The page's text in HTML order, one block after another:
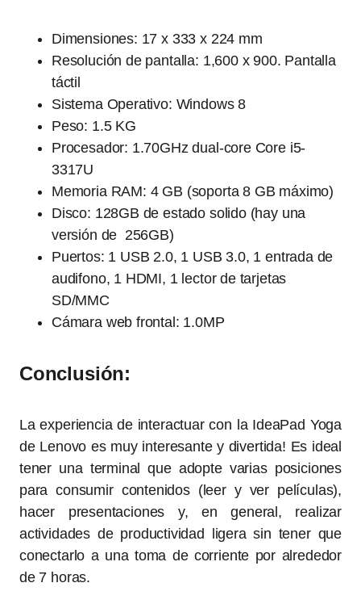
Dimensiones: 17 x 333 x 224 mm
Resolución de pantalla: 1,600 x 900. Pantalla
táctil
Sistema Operativo: Windows 8
Peso: 1.5 KG
Procesador: 1.70GHz dual-core Core i5-
3317U
Memoria RAM: 4 GB (soporta 8 GB máximo)
Disco: 128GB de estado solido (hay una
versión de 256GB)
Puertos: 1 USB 2.0, 1 USB 3.0, 1 entrada de
audifono, 1 HDMI, 1 lector de tarjetas
SD/MMC
Cámara web frontal: 1.0MP
Conclusión:
La experiencia de interactuar con la IdeaPad Yoga
de Lenovo es muy interesante y divertida! Es ideal
tener una terminal que adopte varias posiciones
para consumir contenidos (leer y ver películas),
hacer presentaciones y, en general, realizar
actividades de productividad ligera sin tener que
conectarlo a una toma de corriente por alrededor
de 7 horas.